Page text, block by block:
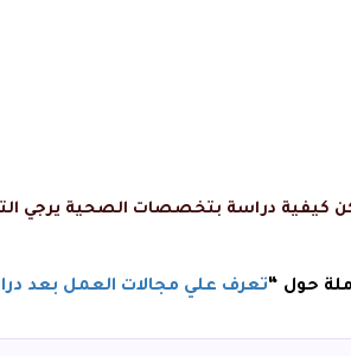
كن كيفية دراسة بتخصصات الصحية يرجي
حول “تعرف علي مجالات العمل بعد